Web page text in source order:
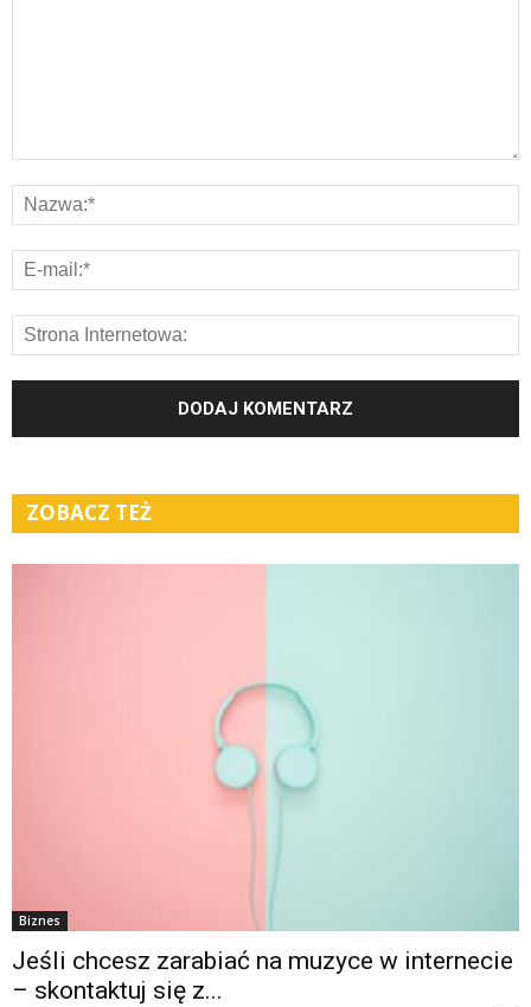
ZOBACZ TEŻ
Biznes
Jeśli chcesz zarabiać na muzyce w internecie
– skontaktuj się z...